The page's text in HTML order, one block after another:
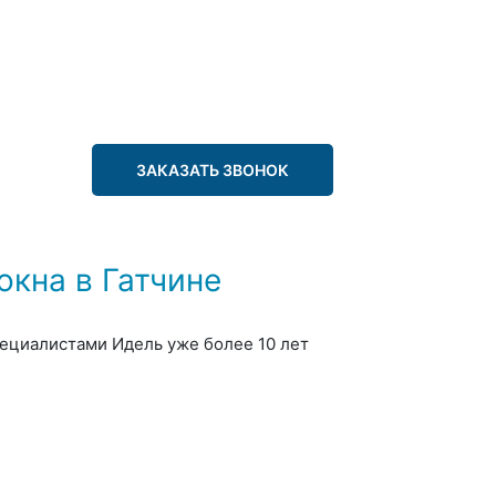
ЗАКАЗАТЬ ЗВОНОК
в Гатчине
Идель уже более 10 лет